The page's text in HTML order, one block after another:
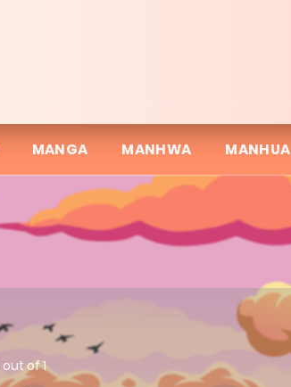
MANGA MANHWA MANHUA
out of1